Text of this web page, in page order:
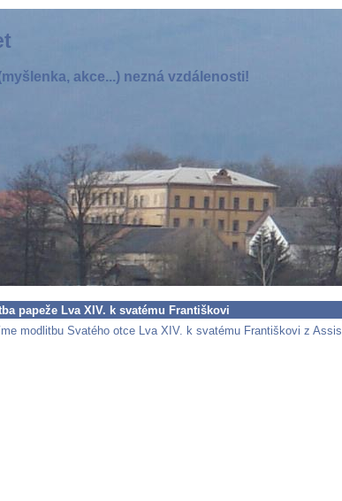
akce...) nezná vzdálenosti!
papeže Lva XIV. k svatému Františkovi
modlitbu Svatého otce Lva XIV. k svatému Františkovi z